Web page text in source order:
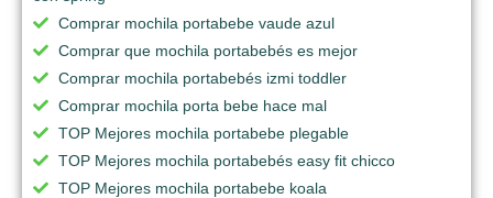
Comprar mochila portabebe vaude azul
Comprar que mochila portabebés es mejor
Comprar mochila portabebés izmi toddler
Comprar mochila porta bebe hace mal
TOP Mejores mochila portabebe plegable
TOP Mejores mochila portabebés easy fit chicco
TOP Mejores mochila portabebe koala